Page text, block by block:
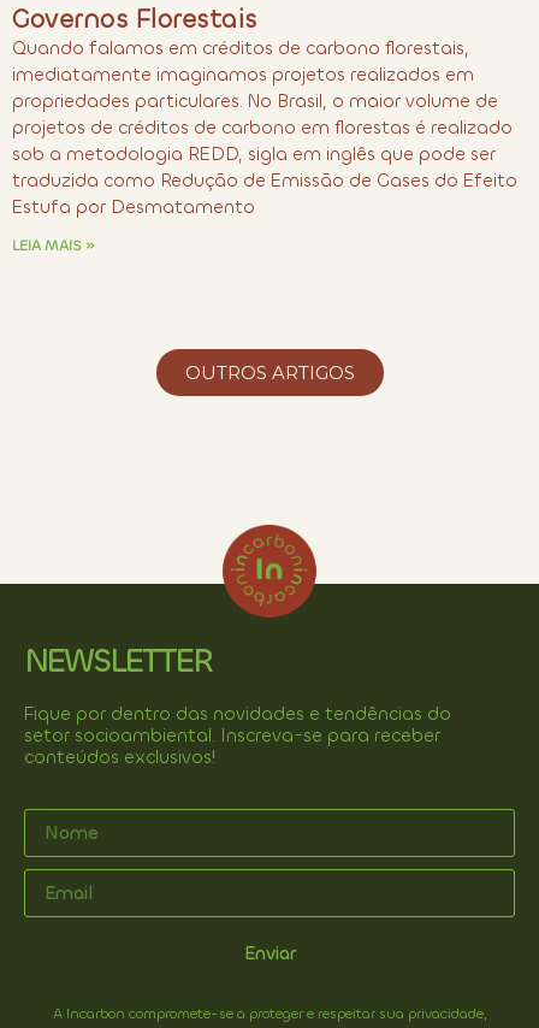
Governos Florestais
Quando falamos em créditos de carbono florestais,
imediatamente imaginamos projetos realizados em
propriedades particulares. No Brasil, o maior volume de
projetos de créditos de carbono em florestas é realizado
sob a metodologia REDD, sigla em inglês que pode ser
traduzida como Redução de Emissão de Gases do Efeito
Estufa por Desmatamento
LEIA MAIS »
OUTROS ARTIGOS
NEWSLETTER
Fique por dentro das novidades e tendências do
setor socioambiental. Inscreva-se para receber
conteúdos exclusivos!
Enviar
A Incarbon compromete-se a proteger e respeitar sua privacidade,